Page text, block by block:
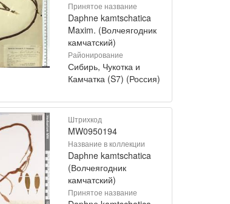
Принятое название
Daphne kamtschatica
Maxim. (Волчеягодник
камчатский)
Районирование
Сибирь, Чукотка и
Камчатка (S7) (Россия)
Штрихкод
MW0950194
Название в коллекции
Daphne kamtschatica
(Волчеягодник
камчатский)
Принятое название